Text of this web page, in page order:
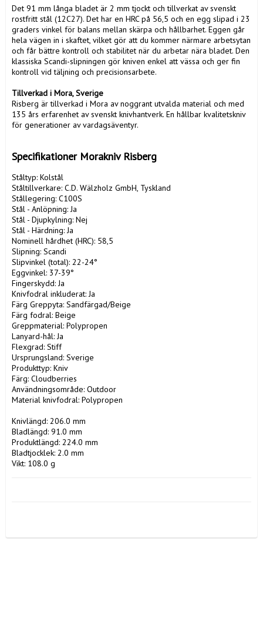
Det 91 mm långa bladet är 2 mm tjockt och tillverkat av svenskt
rostfritt stål (12C27). Det har en HRC på 56,5 och en egg slipad i 23
graders vinkel för balans mellan skärpa och hållbarhet. Eggen går
hela vägen in i skaftet, vilket gör att du kommer närmare arbetsytan
och får bättre kontroll och stabilitet när du arbetar nära bladet. Den
klassiska Scandi-slipningen gör kniven enkel att vässa och ger fin
kontroll vid täljning och precisionsarbete.
Tillverkad i Mora, Sverige
Risberg är tillverkad i Mora av noggrant utvalda material och med
135 års erfarenhet av svenskt knivhantverk. En hållbar kvalitetskniv
för generationer av vardagsäventyr.
Specifikationer Morakniv Risberg
Ståltyp: Kolstål
Ståltillverkare: C.D. Wälzholz GmbH, Tyskland
Stållegering: C100S
Stål - Anlöpning: Ja
Stål - Djupkylning: Nej
Stål - Härdning: Ja
Nominell hårdhet (HRC): 58,5
Slipning: Scandi
Slipvinkel (total): 22-24°
Eggvinkel: 37-39°
Fingerskydd: Ja
Knivfodral inkluderat: Ja
Färg Greppyta: Sandfärgad/Beige
Färg fodral: Beige
Greppmaterial: Polypropen
Lanyard-hål: Ja
Flexgrad: Stiff
Ursprungsland: Sverige
Produkttyp: Kniv
Färg: Cloudberries
Användningsområde: Outdoor
Material knivfodral: Polypropen
Knivlängd: 206.0 mm
Bladlängd: 91.0 mm
Produktlängd: 224.0 mm
Bladtjocklek: 2.0 mm
Vikt: 108.0 g